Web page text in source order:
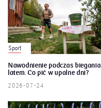
Sport
Nawodnienie podczas biegania
latem. Co pić w upalne dni?
2026-07-24